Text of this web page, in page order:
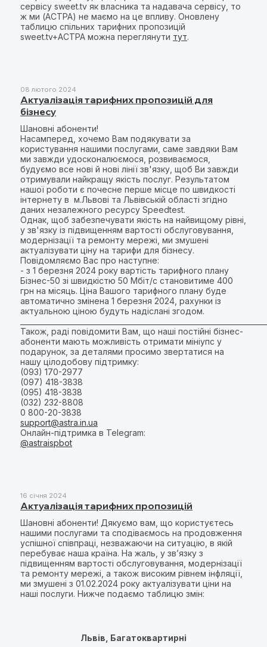
сервісу sweet.tv як власника та надавача сервісу, то
ж ми (АСТРА) не маємо на це впливу. Оновлену
таблицю спільних тарифних пропозицій
sweet.tv+АСТРА можна переглянути тут.
08 лютого 2024
Актуалізація тарифних пропозицій для
бізнесу
Шановні абоненти!
Насамперед, хочемо Вам подякувати за
користування нашими послугами, саме завдяки Вам
ми завжди удосконалюємося, розвиваємося,
будуємо все нові й нові лінії зв'язку, щоб Ви завжди
отримували найкращу якість послуг. Результатом
нашої роботи є почесне перше місце по швидкості
інтернету в м.Львові та Львівській області згідно
даних незалежного ресурсу Speedtest.
Однак, щоб забезпечувати якість на найвищому рівні,
у зв'язку із підвищенням вартості обслуговування,
модернізації та ремонту мережі, ми змушені
актуалізувати ціну на тарифи для бізнесу.
Повідомляємо Вас про наступне:
- з 1 березня 2024 року вартість тарифного плану
Бізнес-50 зі швидкістю 50 Мбіт/с становитиме 400
грн на місяць. Ціна Вашого тарифного плану буде
автоматично змінена 1 березня 2024, рахунки із
актуальною ціною будуть надіслані згодом.
Також, раді повідомити Вам, що наші постійні бізнес-
абоненти мають можливість отримати мініупс у
подарунок, за деталями просимо звертатися на
нашу цілодобову підтримку:
(093) 170-2977
(097) 418-3838
(095) 418-3838
(032) 232-8808
0 800-20-3838
support@astra.in.ua
Онлайн-підтримка в Telegram:
@astraispbot
16 січня 2024
Актуалізація тарифних пропозицій
Шановні абоненти! Дякуємо вам, що користуєтесь
нашими послугами та сподіваємось на продовження
успішної співпраці, незважаючи на ситуацію, в якій
перебуває наша країна. На жаль, у зв’язку з
підвищенням вартості обслуговування, модернізації
та ремонту мережі, а також високим рівнем інфляції,
ми змушені з 01.02.2024 року актуалізувати ціни на
наші послуги. Нижче подаємо таблицю змін:
Львів, Багатоквартирні